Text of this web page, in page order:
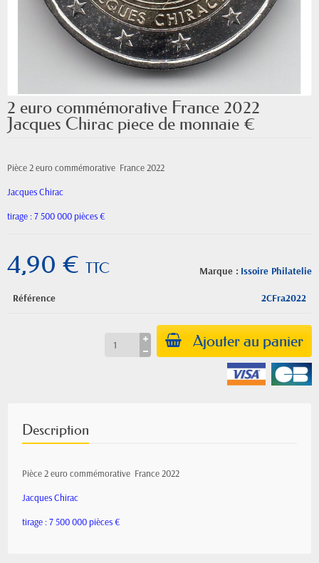
2 euro commémorative France 2022
Jacques Chirac piece de monnaie €
Pièce 2 euro commémorative France 2022
Jacques Chirac
tirage : 7 500 000 pièces €
Marque : Issoire Philatelie
4,90 € TTC
Référence 2CFra2022
Ajouter au panier
Description
Pièce 2 euro commémorative France 2022
Jacques Chirac
tirage : 7 500 000 pièces €